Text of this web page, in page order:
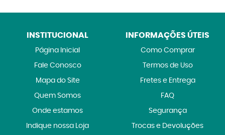
INSTITUCIONAL
Página Inicial
Fale Conosco
Mapa do Site
Quem Somos
Onde estamos
Indique nossa Loja
INFORMAÇÕES ÚTEIS
Como Comprar
Termos de Uso
Fretes e Entrega
FAQ
Segurança
Trocas e Devoluções